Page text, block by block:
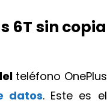
6T sin copia
teléfono OnePlus
datos. Este es el